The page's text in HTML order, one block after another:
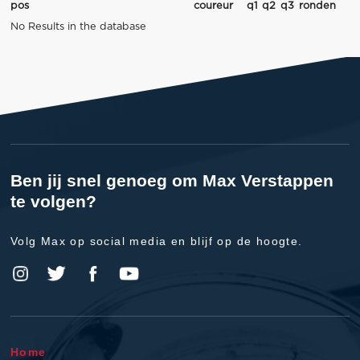
pos coureur q1 q2 q3 ronden
No Results in the database
Ben jij snel genoeg om Max Verstappen
te volgen?
Volg Max op social media en blijf op de hoogte.
Home